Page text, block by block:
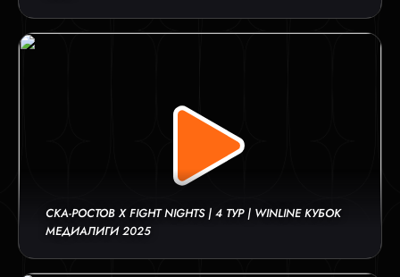
СКА-РОСТОВ Х FIGHT NIGHTS | 4 ТУР | WINLINE КУБОК
МЕДИАЛИГИ 2025